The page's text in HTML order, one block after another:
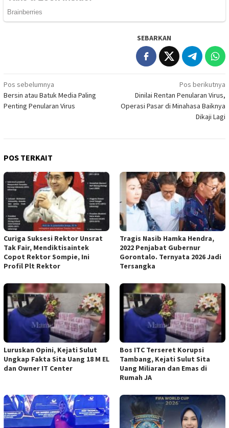
SEBARKAN
Navigasi
pos
Pos sebelumnya
Bersin atau Batuk Media Paling
Penting Penularan Virus
Pos berikutnya
Dinilai Rentan Penularan Virus,
Operasi Pasar di Minahasa Baiknya
Dikaji Lagi
POS TERKAIT
Curiga Suksesi Rektor Unsrat
Tak Fair, Mendiktisaintek
Copot Rektor Sompie, Ini
Profil Plt Rektor
Tragis Nasib Hamka Hendra,
2022 Penjabat Gubernur
Gorontalo. Ternyata 2026 Jadi
Tersangka
Luruskan Opini, Kejati Sulut
Ungkap Fakta Sita Uang 18 M EL
dan Owner IT Center
Bos ITC Terseret Korupsi
Tambang, Kejati Sulut Sita
Uang Miliaran dan Emas di
Rumah JA